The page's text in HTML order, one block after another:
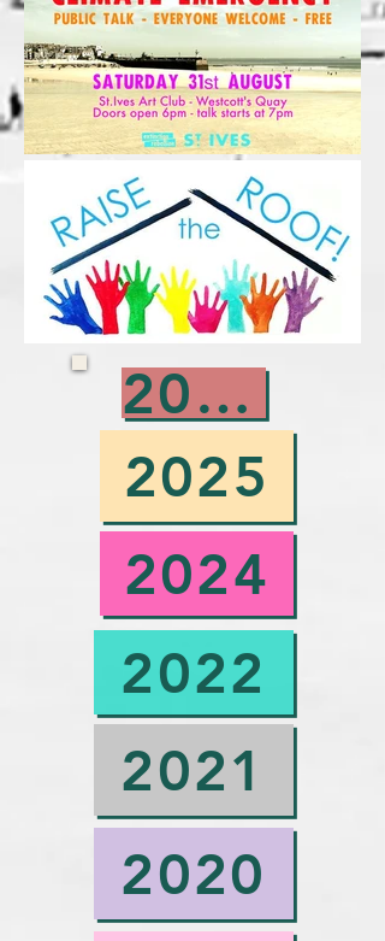
2026
2025
2024
2022
2021
2020